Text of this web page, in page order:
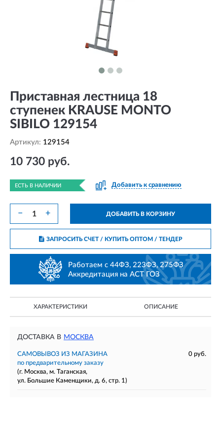
Приставная лестница 18
ступенек KRAUSE MONTO
SIBILO 129154
Артикул: 129154
10 730 руб.
ЕСТЬ В НАЛИЧИИ Добавить к сравнению
− + ДОБАВИТЬ В КОРЗИНУ
ЗАПРОСИТЬ СЧЕТ / КУПИТЬ ОПТОМ/ ТЕНДЕР
Работаем с 44ФЗ, 223ФЗ, 275ФЗ
Аккредитация на АСТ ГОЗ
ХАРАКТЕРИСТИКИ ОПИСАНИЕ
ДОСТАВКА В МОСКВА
САМОВЫВОЗ ИЗ МАГАЗИНА
0 руб.
по предварительному заказу
(г. Москва, м. Таганская,
ул. Большие Каменщики, д. 6, стр. 1)